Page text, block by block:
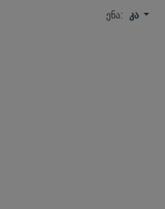
ენა: კა